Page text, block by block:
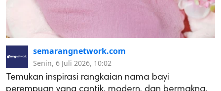
semarangnetwork.com
Senin, 6 Juli 2026, 10:02
Temukan inspirasi rangkaian nama bayi